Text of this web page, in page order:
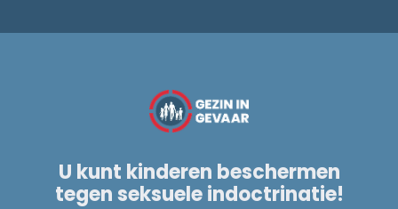
U kunt kinderen beschermen
tegen seksuele indoctrinatie!